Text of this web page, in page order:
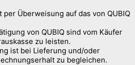
Überweisung auf das von QUBIQ
von QUBIQ sind vom Käufer
zu leisten.
ist bei Lieferung und/oder
zu begleichen.